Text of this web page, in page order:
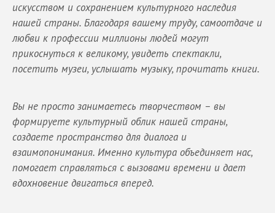
искусством и сохранением культурного наследия
нашей страны. Благодаря вашему труду, самоотдаче и
любви к профессии миллионы людей могут
прикоснуться к великому, увидеть спектакли,
посетить музеи, услышать музыку, прочитать книги.
Вы не просто занимаетесь творчеством – вы
формируете культурный облик нашей страны,
создаете пространство для диалога и
взаимопонимания. Именно культура объединяет нас,
помогает справляться с вызовами времени и дает
вдохновение двигаться вперед.